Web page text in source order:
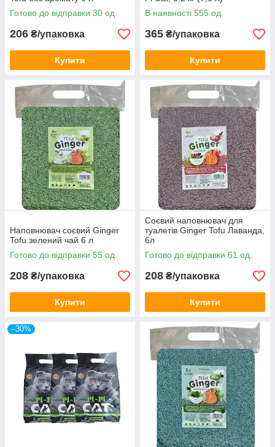
Готово до відправки 30 од.
206 ₴/упаковка
Купити
В наявності 555 од.
365 ₴/упаковка
Купити
Наповнювач соєвий Ginger
Tofu зелений чай 6 л
Готово до відправки 55 од.
208 ₴/упаковка
Купити
Соєвий наповнювач для
туалетів Ginger Tofu Лаванда,
6л
Готово до відправки 61 од.
208 ₴/упаковка
Купити
–30%